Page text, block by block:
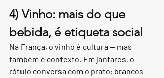
4) Vinho: mais do que
bebida, é etiqueta social
Na França, o vinho é cultura — mas
também é contexto. Em jantares, o
rótulo conversa com o prato: brancos